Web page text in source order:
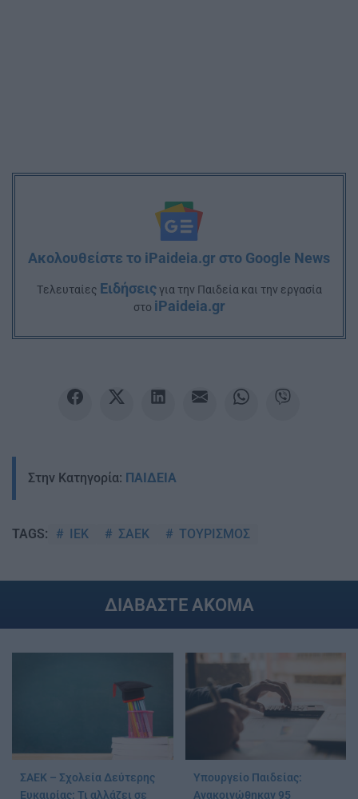
Ακολουθείστε το iPaideia.gr στο Google News
Tελευταίες Ειδήσειςγια την Παιδεία και την εργασία
στο iPaideia.gr
Στην Κατηγορία: ΠΑΙΔΕΙΑ
TAGS: ΙΕΚ ΣΑΕΚ ΤΟΥΡΙΣΜΟΣ
ΔΙΑΒΑΣΤΕ ΑΚΟΜΑ
ΣΑΕΚ – Σχολεία Δεύτερης
Ευκαιρίας: Τι αλλάζει σε
Υπουργείο Παιδείας:
Ανακοινώθηκαν 95